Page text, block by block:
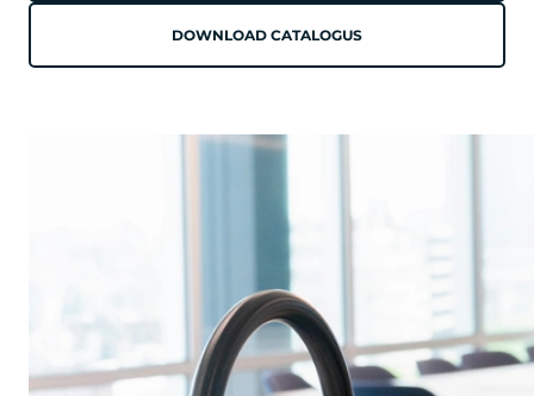
DUO
BEDRIJFSKEUKEN
Duo is een icoon in bedrijfskeukens en kitchenettes. Een
DOWNLOAD CATALOGUS